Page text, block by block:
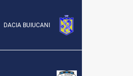
DACIA BUIUCANI